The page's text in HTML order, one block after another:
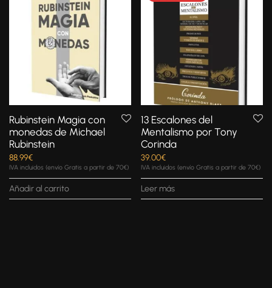
Rubinstein Magia con
monedas de Michael
Rubinstein
88.99€
IVA incluidos (envío Gratis a partir de 70€)
Añadir al carrito
13 Escalones del
Mentalismo por Tony
Corinda
39.00€
IVA incluidos (envío Gratis a partir de 70€)
Leer más